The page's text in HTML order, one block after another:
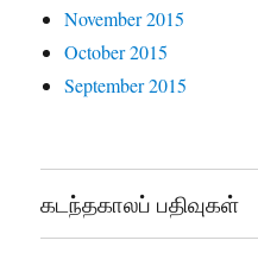
November 2015
October 2015
September 2015
கடந்தகாலப் பதிவுகள்